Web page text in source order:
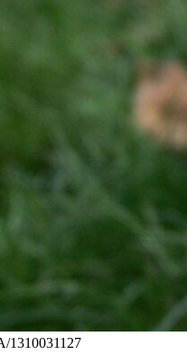
1310031127